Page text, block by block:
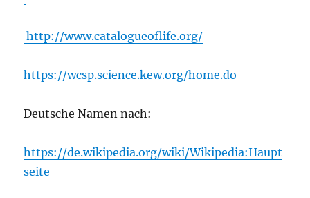
http://www.catalogueoflife.org/
https://wcsp.science.kew.org/home.do
Deutsche Namen nach:
https://de.wikipedia.org/wiki/Wikipedia:Haupt
seite